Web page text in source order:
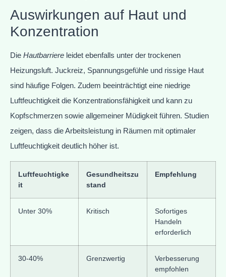
Auswirkungen auf Haut und
Konzentration
Die Hautbarriere leidet ebenfalls unter der trockenen
Heizungsluft. Juckreiz, Spannungsgefühle und rissige Haut
sind häufige Folgen. Zudem beeinträchtigt eine niedrige
Luftfeuchtigkeit die Konzentrationsfähigkeit und kann zu
Kopfschmerzen sowie allgemeiner Müdigkeit führen. Studien
zeigen, dass die Arbeitsleistung in Räumen mit optimaler
Luftfeuchtigkeit deutlich höher ist.
Luftfeuchtigke
it
Gesundheitszu
stand
Empfehlung
Unter 30% Kritisch
Sofortiges
Handeln
erforderlich
30-40% Grenzwertig
Verbesserung
empfohlen